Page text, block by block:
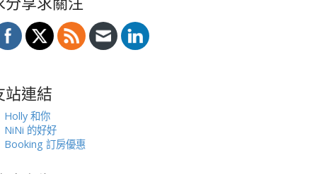
站連結
Holly 和你
NiNi 的好好
Booking 訂房優惠